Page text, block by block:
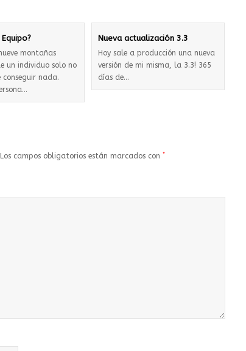
montañas
un individuo solo no
conseguir nada.
Nueva actualización 3.3
Hoy sale a producción una nueva
versión de mi misma, la 3.3! 365
días de…
Los campos obligatorios están marcados con *